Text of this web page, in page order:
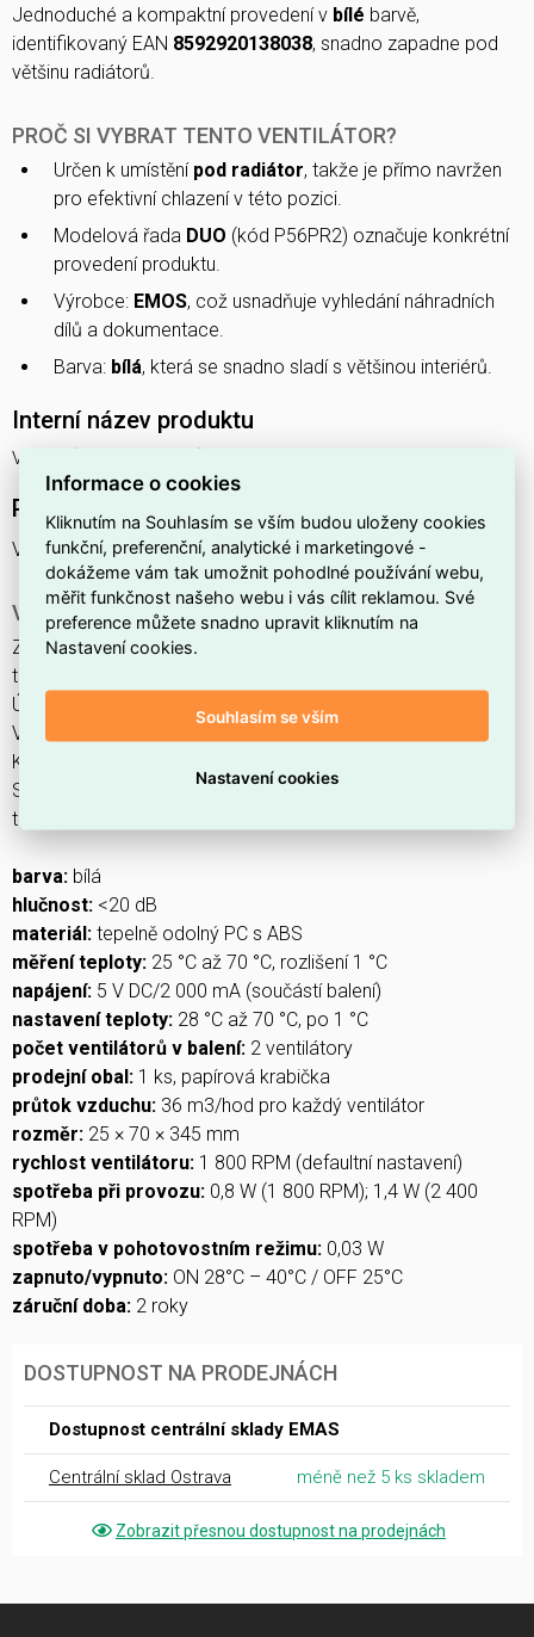
Jednoduché a kompaktní provedení v bílé barvě,
identifikovaný EAN 8592920138038, snadno zapadne pod
většinu radiátorů.
PROČ SI VYBRAT TENTO VENTILÁTOR?
Určen k umístění pod radiátor, takže je přímo navržen
pro efektivní chlazení v této pozici.
Modelová řada DUO (kód P56PR2) označuje konkrétní
provedení produktu.
Výrobce: EMOS, což usnadňuje vyhledání náhradních
dílů a dokumentace.
Barva: bílá, která se snadno sladí s většinou interiérů.
Interní název produktu
VENTILÁTOR POD RADIÁTOR DUO P56PR2
Podrobný popis produktu
Ventilátor pod radiátor pro zvýšení účinnosti vytápění.
Výhody produktu
Zvýšení vytápění domácnosti - umožňuje snížit teplotu
topného systému.
Úspora nákladů na energii.
Velmi nízká spotřeba energie.
Komfort díky rychlému vyhřátí domácnosti.
Snadná instalace a montáž na většinu ocelových
teplovodních radiátorů a konvektorů.
barva: bílá
hlučnost: <20 dB
materiál: tepelně odolný PC s ABS
měření teploty: 25 °C až 70 °C, rozlišení 1 °C
napájení: 5 V DC/2 000 mA (součástí balení)
nastavení teploty: 28 °C až 70 °C, po 1 °C
počet ventilátorů v balení: 2 ventilátory
prodejní obal: 1 ks, papírová krabička
průtok vzduchu: 36 m3/hod pro každý ventilátor
rozměr: 25 × 70 × 345 mm
rychlost ventilátoru: 1 800 RPM (defaultní nastavení)
spotřeba při provozu: 0,8 W (1 800 RPM); 1,4 W (2 400
RPM)
spotřeba v pohotovostním režimu: 0,03 W
zapnuto/vypnuto: ON 28°C – 40°C / OFF 25°C
záruční doba: 2 roky
DOSTUPNOST NA PRODEJNÁCH
Dostupnost centrální sklady EMAS
Centrální sklad Ostrava méně než 5 ks skladem
Zobrazit přesnou dostupnost na prodejnách
Informace o cookies
Kliknutím na Souhlasím se vším budou uloženy cookies
funkční, preferenční, analytické i marketingové -
dokážeme vám tak umožnit pohodlné používání webu,
měřit funkčnost našeho webu i vás cílit reklamou. Své
preference můžete snadno upravit kliknutím na
Nastavení cookies.
Souhlasím se vším
Nastavení cookies